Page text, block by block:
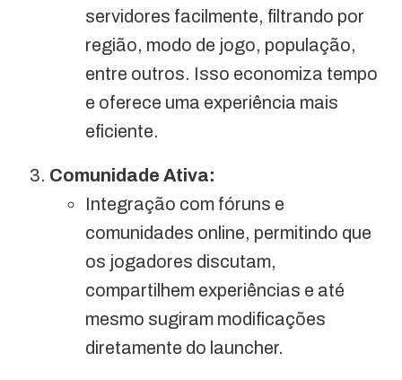
servidores facilmente, filtrando por
região, modo de jogo, população,
entre outros. Isso economiza tempo
e oferece uma experiência mais
eficiente.
Comunidade Ativa:
Integração com fóruns e
comunidades online, permitindo que
os jogadores discutam,
compartilhem experiências e até
mesmo sugiram modificações
diretamente do launcher.